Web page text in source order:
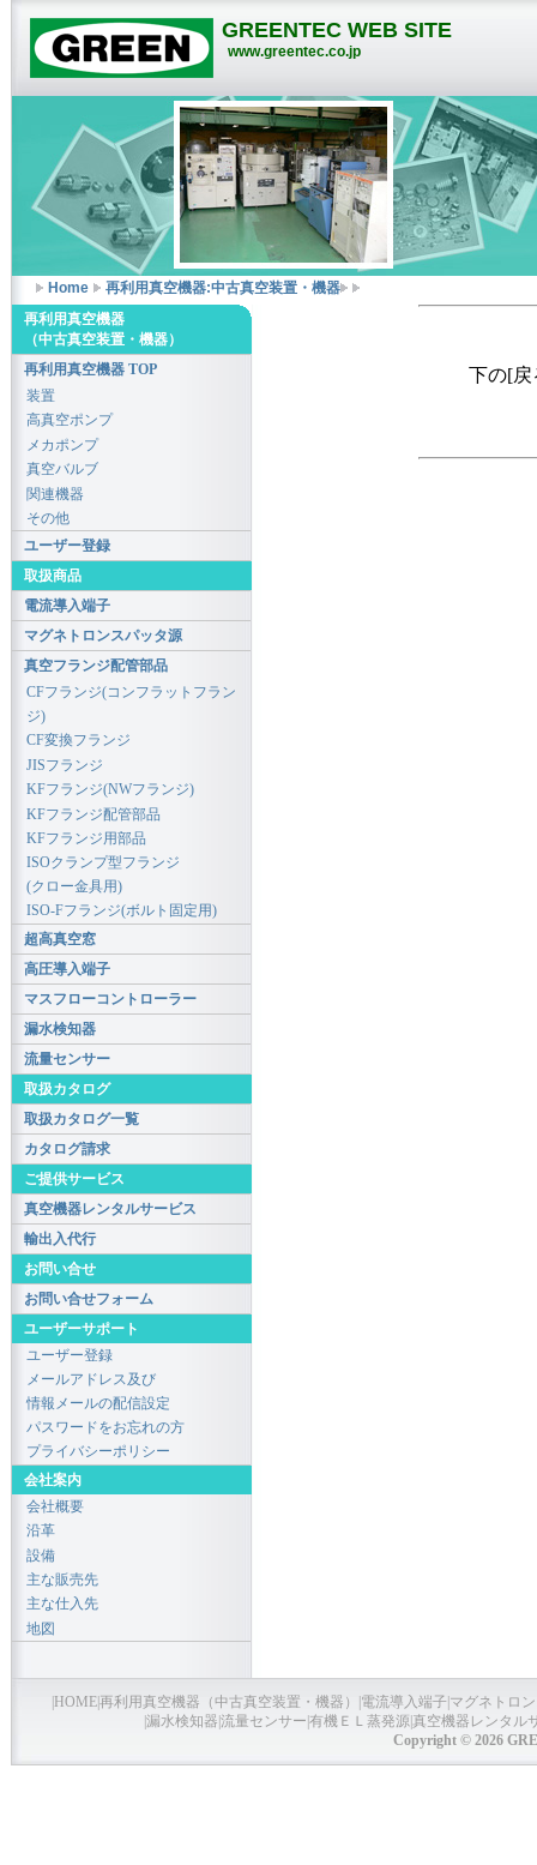
GREENTEC WEB SITE
www.greentec.co.jp
Home 再利用真空機器:中古真空装置・機器
下の[戻
再利用真空機器
（中古真空装置・機器）
再利用真空機器 TOP
装置
高真空ポンプ
メカポンプ
真空バルブ
関連機器
その他
ユーザー登録
取扱商品
電流導入端子
マグネトロンスパッタ源
真空フランジ配管部品
CFフランジ(コンフラットフラン
ジ)
CF変換フランジ
JISフランジ
KFフランジ(NWフランジ)
KFフランジ配管部品
KFフランジ用部品
ISOクランプ型フランジ
(クロー金具用)
ISO-Fフランジ(ボルト固定用)
超高真空窓
高圧導入端子
マスフローコントローラー
漏水検知器
流量センサー
取扱カタログ
取扱カタログ一覧
カタログ請求
ご提供サービス
真空機器レンタルサービス
輸出入代行
お問い合せ
お問い合せフォーム
ユーザーサポート
ユーザー登録
メールアドレス及び
情報メールの配信設定
パスワードをお忘れの方
プライバシーポリシー
会社案内
会社概要
沿革
設備
主な販売先
主な仕入先
地図
HOME再利用真空機器（中古真空装置・機器） 電流導入端子 マグネトロ
漏水検知器 流量センサー 有機ＥＬ蒸発源真空機器レンタル
Copyright © 2026